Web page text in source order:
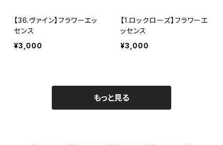
【36.ヴァイン】フラワーエッ
センス
¥3,000
【1.ロックローズ】フラワーエ
ッセンス
¥3,000
もっと見る